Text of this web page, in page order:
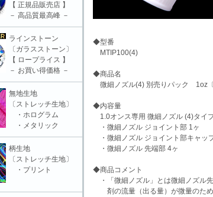
◆型番
MTIP100(4)
◆商品名
微細ノズル(4) 別売りパック 1oz
◆内容量
1.0オンス専用 微細ノズル (4)タイ
・微細ノズル ジョイント部 1ヶ
・微細ノズル ジョイント部キャッ
・微細ノズル 先端部 4ヶ
◆商品コメント
・「微細ノズル」とは微細ノズル
剤の流量（出る量）が微量のため
【 正規品販売店 】
－ 高品質最高峰 －
ラインストーン
〔ガラスストーン〕
【 ロープライス 】
－ お買い得価格 －
無地生地
〔ストレッチ生地〕
・ホログラム
・メタリック
柄生地
〔ストレッチ生地〕
・プリント